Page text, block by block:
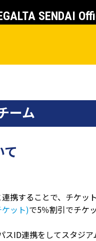
SENDAI
ーム
て
携することで、チケ
ット)で5％割引でチケ
ID連携をしてスタジア